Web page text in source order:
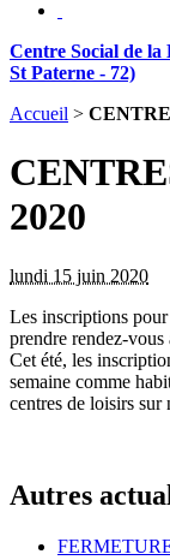
Centre Social de la
St Paterne - 72)
Accueil >
2020
lundi 15 juin 2020
Les inscriptions pour
prendre rendez-
Cet été, les
semaine comme
centres de loisirs
Autres